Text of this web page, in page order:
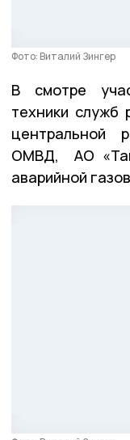
Фото: Виталий Зингер
В смотре
техники служб
центральной
ОМВД, АО
аварийной